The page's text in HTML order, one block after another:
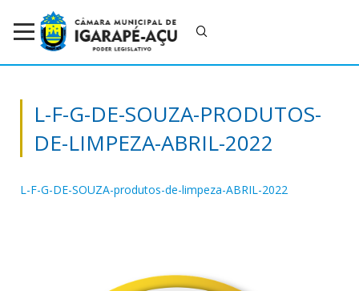
L-F-G-DE-SOUZA-PRODUTOS-
DE-LIMPEZA-ABRIL-2022
L-F-G-DE-SOUZA-produtos-de-limpeza-ABRIL-2022